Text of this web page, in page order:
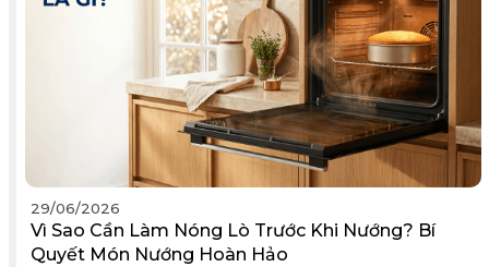
29/06/2026
Vì Sao Cần Làm Nóng Lò Trước Khi Nướng? Bí
Quyết Món Nướng Hoàn Hảo